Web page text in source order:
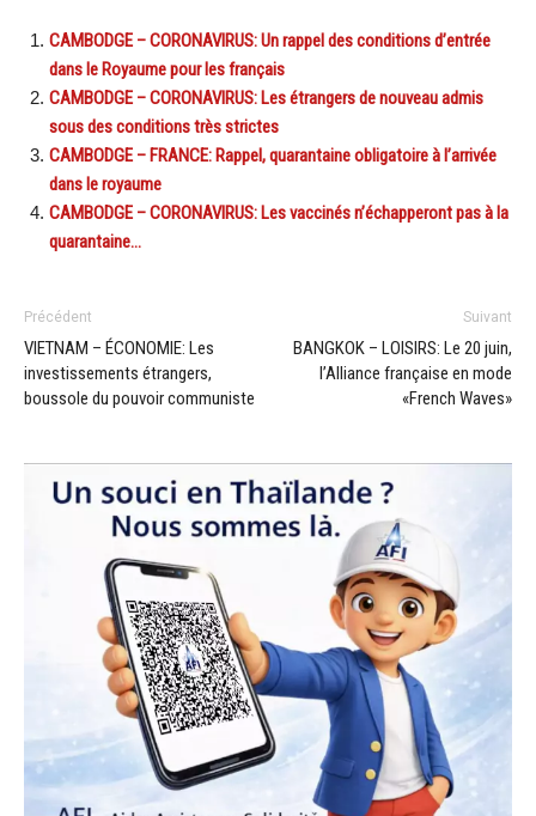
CAMBODGE – CORONAVIRUS: Un rappel des conditions d’entrée
dans le Royaume pour les français
CAMBODGE – CORONAVIRUS: Les étrangers de nouveau admis
sous des conditions très strictes
CAMBODGE – FRANCE: Rappel, quarantaine obligatoire à l’arrivée
dans le royaume
CAMBODGE – CORONAVIRUS: Les vaccinés n’échapperont pas à la
quarantaine…
Précédent
VIETNAM – ÉCONOMIE: Les
investissements étrangers,
boussole du pouvoir communiste
Suivant
BANGKOK – LOISIRS: Le 20 juin,
l’Alliance française en mode
«French Waves»